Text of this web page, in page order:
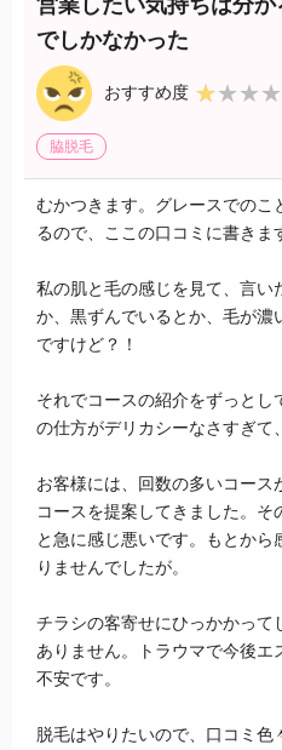
でしかなかった
おすすめ度
脇脱毛
むかつきます。グレースでのこ
るので、ここの口コミに書きま
私の肌と毛の感じを見て、言い
か、黒ずんでいるとか、毛が濃
ですけど？！
それでコースの紹介をずっと
の仕方がデリカシーなさすぎて
お客様には、回数の多いコー
コースを提案してきました。
と急に感じ悪いです。もとか
りませんでしたが。
チラシの客寄せにひっかかって
ありません。トラウマで今後エ
不安です。
脱毛はやりたいので、口コミ